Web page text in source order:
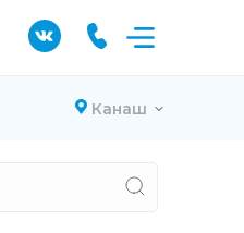
Канаш